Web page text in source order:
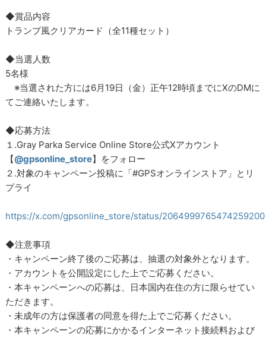
◆賞品内容
トランプ風クリアカード（全11種セット）
◆当選人数
5名様
※当選された方には6月19日（金）正午12時頃までにXのDMに
てご連絡いたします。
◆応募方法
１.Gray Parka Service Online Store公式Xアカウント
【@gpsonline_store】をフォロー
２.対象のキャンペーン投稿に「#GPSオンラインストア」とリ
プライ
https://x.com/gpsonline_store/status/2064999765474259200
◆注意事項
・キャンペーン終了後のご応募は、抽選の対象外となります。
・アカウントを公開設定にした上でご応募ください。
・本キャンペーンへの応募は、日本国内在住の方に限らせてい
ただきます。
・未成年の方は保護者の同意を得た上でご応募ください。
・本キャンペーンの応募にかかるインターネット接続料および